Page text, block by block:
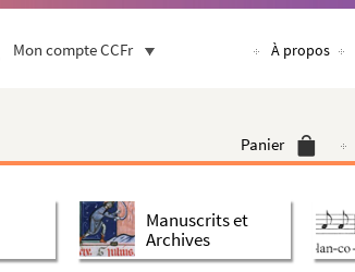
Mon compte CCFr À propos
Panier
Manuscrits et
Archives